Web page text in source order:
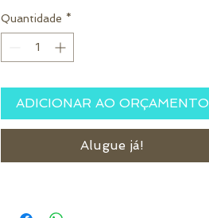
Quantidade *
ADICIONAR AO ORÇAMENTO
Alugue já!